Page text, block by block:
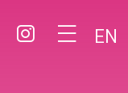
  EN